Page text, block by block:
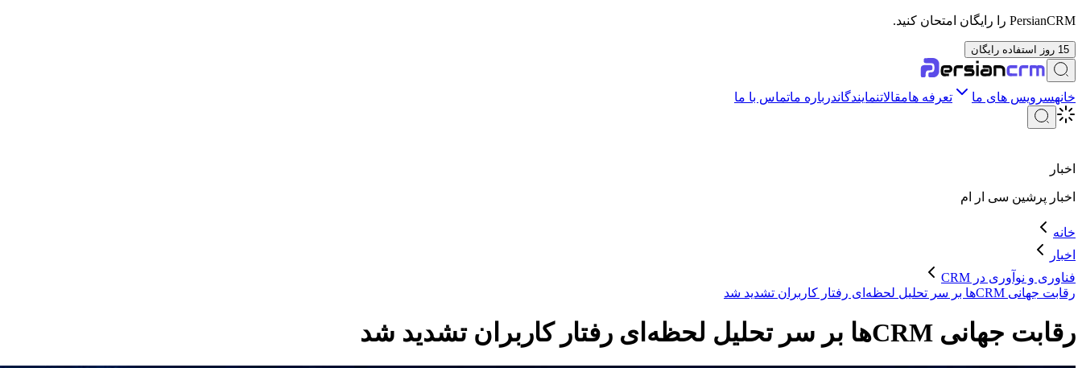
PersianCRM را رایگان امتحان کنید.
15 روز استفاده رایگان
خانهسرویس های ما تعرفه هامقالاتنمایندگاندرباره ماتماس با ما
اخبار
اخبار پرشین سی ار ام
خانه
اخبار
فناوری و نوآوری در CRM
رقابت جهانی CRMها بر سر تحلیل لحظه‌ای رفتار کاربران تشدید شد
رقابت جهانی CRMها بر سر تحلیل لحظه‌ای رفتار کاربران تشدید شد